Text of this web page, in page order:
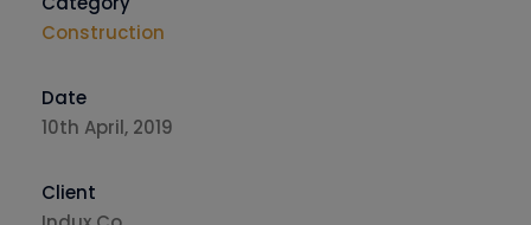
Construction
Date
10th April, 2019
Client